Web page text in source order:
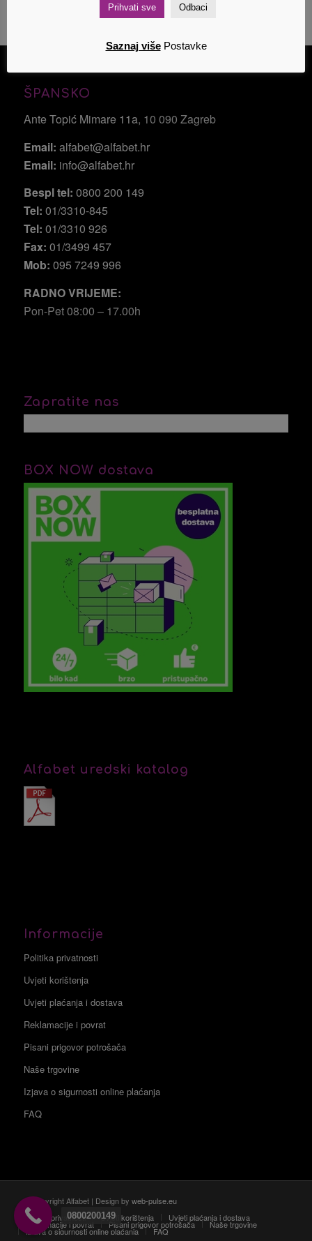
ŠPANSKO
Ante Topić Mimare 11a, 10 090 Zagreb
Email: alfabet@alfabet.hr
Email: info@alfabet.hr
Bespl tel: 0800 200 149
Tel: 01/3310-845
Tel: 01/3310 926
Fax: 01/3499 457
Mob: 095 7249 996
RADNO VRIJEME:
Pon-Pet 08:00 – 17.00h
Zapratite nas
BOX NOW dostava
Alfabet uredski katalog
Informacije
Politika privatnosti
Uvjeti korištenja
Uvjeti plaćanja i dostava
Reklamacije i povrat
Pisani prigovor potrošača
Naše trgovine
Izjava o sigurnosti online plaćanja
FAQ
© Copyright Alfabet | Design by web-pulse.eu
Politika privatnosti
Uvjeti korištenja Uvjeti plaćanja i dostava
Reklamacije i povrat Pisani prigovor potrošača Naše trgovine
Izjava o sigurnosti online plaćanja FAQ
Prihvati sve Odbaci
Saznaj više Postavke
0800200149